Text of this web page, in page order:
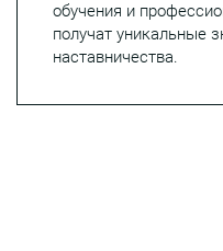
обучения и
получат уникальные
наставничества.